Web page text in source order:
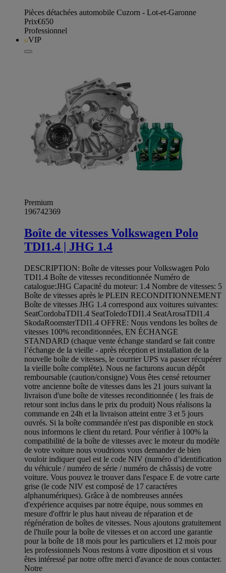
Pièces détachées automobile Cuzorn - Lot-et-Garonne
Prix€650
Professionnel
VIP
Premium
196742369
Boîte de vitesses Volkswagen Polo
TDI1.4 | JHG 1.4
DESCRIPTION: Boîte de vitesses pour Volkswagen Polo
TDI1.4 Boîte de vitesses reconditionnée Numéro de
catalogue:JHG Capacité du moteur: 1.4 Nombre de vitesses: 5
Boîte de vitesses après le PLEIN RECONDITIONNEMENT
Boîte de vitesses JHG 1.4 correspond aux voitures suivantes:
SeatCordobaTDI1.4 SeatToledoTDI1.4 SeatArosaTDI1.4
SkodaRoomsterTDI1.4 OFFRE: Nous vendons les boîtes de
vitesses 100% reconditionnées, EN ÉCHANGE
STANDARD (chaque vente échange standard se fait contre
l’échange de la vieille - après réception et installation de la
nouvelle boîte de vitesses, le courrier UPS va passer récupérer
la vieille boîte complète). Nous ne facturons aucun dépôt
remboursable (caution/consigne) Vous êtes censé retourner
votre ancienne boîte de vitesses dans les 21 jours suivant la
livraison d'une boîte de vitesses reconditionnée ( les frais de
retour sont inclus dans le prix du produit) Nous réalisons la
commande en 24h et la livraison atteint entre 3 et 5 jours
ouvrés. Si la boîte commandée n'est pas disponible en stock
nous informons le client du retard. Pour vérifier à 100% la
compatibilité de la boîte de vitesses avec le moteur du modèle
de votre voiture nous voudrions vous demander de bien
vouloir indiquer quel est le code NIV (numéro d’identification
du véhicule / numéro de série / numéro de châssis) de votre
voiture. Vous pouvez le trouver dans l'espace E de votre carte
grise (le code NIV est composé de 17 caractères
alphanumériques). Grâce à de nombreuses années
d'expérience acquises par notre équipe, nous sommes en
mesure d'offrir le plus haut niveau de réparation et de
régénération de boîtes de vitesses. Nous ajoutons gratuitement
de l'huile pour la boîte de vitesses et on accord une garantie
pour la boîte de 18 mois pour les particuliers et 12 mois pour
les professionnels Nous restons à votre diposition et si vous
êtes intéressé par notre offre merci d'avance de nous contacter.
Notre